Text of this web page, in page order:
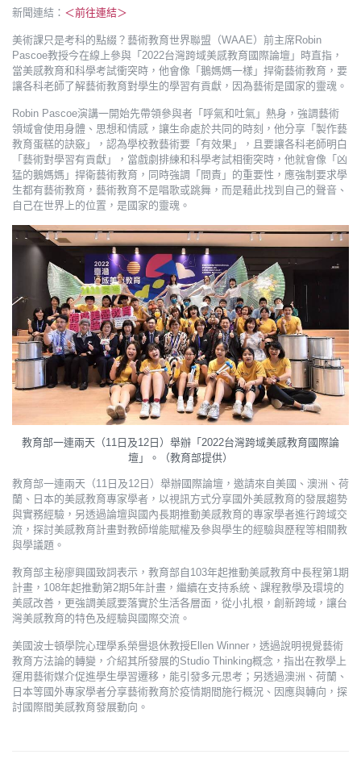
新聞連結： ＜前往連結＞
美術課只是考科的點綴？藝術教育世界聯盟（WAAE）前主席Robin
Pascoe教授今在線上參與「2022台灣跨域美感教育國際論壇」時直指，
當美感教育和科學考試衝突時，他會像「鵝媽媽一樣」捍衛藝術教育，要
讓各科老師了解藝術教育對學生的學習有貢獻，因為藝術是國家的靈魂。
Robin Pascoe演講一開始先帶領參與者「呼氣和吐氣」熱身，強調藝術
領域會使用身體、思想和情感，讓生命處於共同的時刻，他分享「製作藝
教育蛋糕的訣竅」，認為學校教藝術要「有效果」，且要讓各科老師明白
「藝術對學習有貢獻」，當戲劇排練和科學考試相衝突時，他就會像「凶
猛的鵝媽媽」捍衛藝術教育，同時強調「問責」的重要性，應強制要求學
生都有藝術教育，藝術教育不是唱歌或跳舞，而是藉此找到自己的聲音、
自己在世界上的位置，是國家的靈魂。
教育部一連兩天（11日及12日）舉辦「2022台灣跨域美感教育國際論
壇」。（教育部提供）
教育部一連兩天（11日及12日）舉辦國際論壇，邀請來自美國、澳洲、荷
蘭、日本的美感教育專家學者，以視訊方式分享國外美感教育的發展趨勢
與實務經驗，另透過論壇與國內長期推動美感教育的專家學者進行跨域交
流，探討美感教育計畫對教師增能賦權及參與學生的經驗與歷程等相關教
與學議題。
教育部主秘廖興國致詞表示，教育部自103年起推動美感教育中長程第1期
計畫，108年起推動第2期5年計畫，繼續在支持系統、課程教學及環境的
美感改善，更強調美感要落實於生活各層面，從小扎根，創新跨域，讓台
灣美感教育的特色及經驗與國際交流。
美國波士頓學院心理學系榮譽退休教授Ellen Winner，透過說明視覺藝術
教育方法論的轉變，介紹其所發展的Studio Thinking概念，指出在教學上
運用藝術媒介促進學生學習遷移，能引發多元思考；另透過澳洲、荷蘭、
日本等國外專家學者分享藝術教育於疫情期間施行概況、因應與轉向，探
討國際間美感教育發展動向。